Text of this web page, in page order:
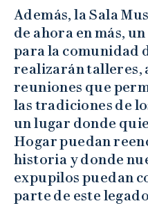
Además, la Sala
de ahora en más,
para la comunidad
realizarán talleres,
reuniones que
las tradiciones de
un lugar donde
Hogar puedan
historia y donde
expupilos puedan
parte de este